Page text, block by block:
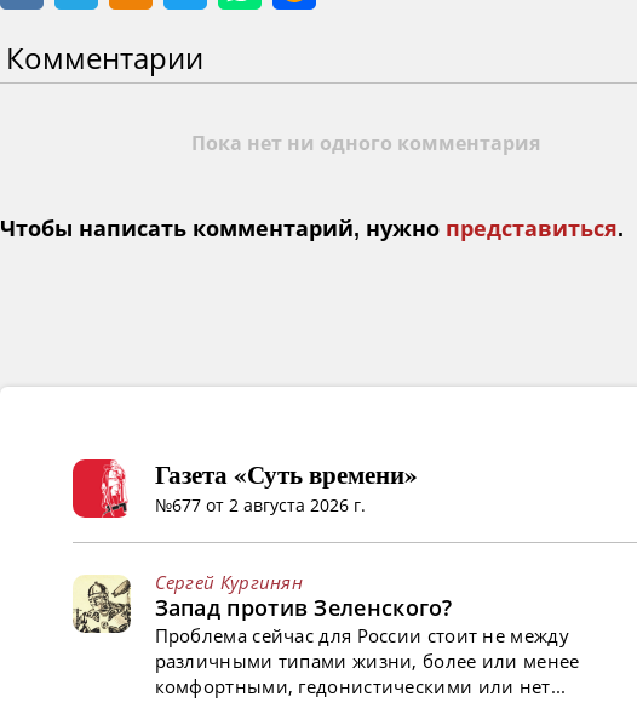
Комментарии
Пока нет ни одного комментария
Чтобы написать комментарий, нужно представиться.
Газета «Суть времени»
№677 от 2 августа 2026 г.
Сергей Кургинян
Запад против Зеленского?
Проблема сейчас для России стоит не между
различными типами жизни, более или менее
комфортными, гедонистическими или нет...